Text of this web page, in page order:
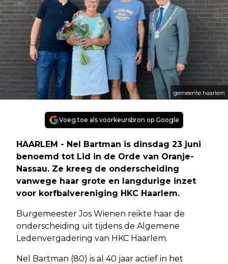
gemeente haarlem
Voeg toe als voorkeursbron op Google
HAARLEM - Nel Bartman is dinsdag 23 juni
benoemd tot Lid in de Orde van Oranje-
Nassau. Ze kreeg de onderscheiding
vanwege haar grote en langdurige inzet
voor korfbalvereniging HKC Haarlem.
Burgemeester Jos Wienen reikte haar de
onderscheiding uit tijdens de Algemene
Ledenvergadering van HKC Haarlem.
Nel Bartman (80) is al 40 jaar actief in het